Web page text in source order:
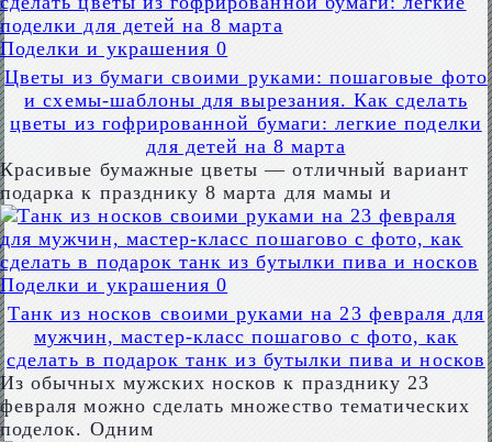
Поделки и украшения 0
Цветы из бумаги своими руками: пошаговые фото
и схемы-шаблоны для вырезания. Как сделать
цветы из гофрированной бумаги: легкие поделки
для детей на 8 марта
Красивые бумажные цветы — отличный вариант
подарка к празднику 8 марта для мамы и
Поделки и украшения 0
Танк из носков своими руками на 23 февраля для
мужчин, мастер-класс пошагово с фото, как
сделать в подарок танк из бутылки пива и носков
Из обычных мужских носков к празднику 23
февраля можно сделать множество тематических
поделок. Одним